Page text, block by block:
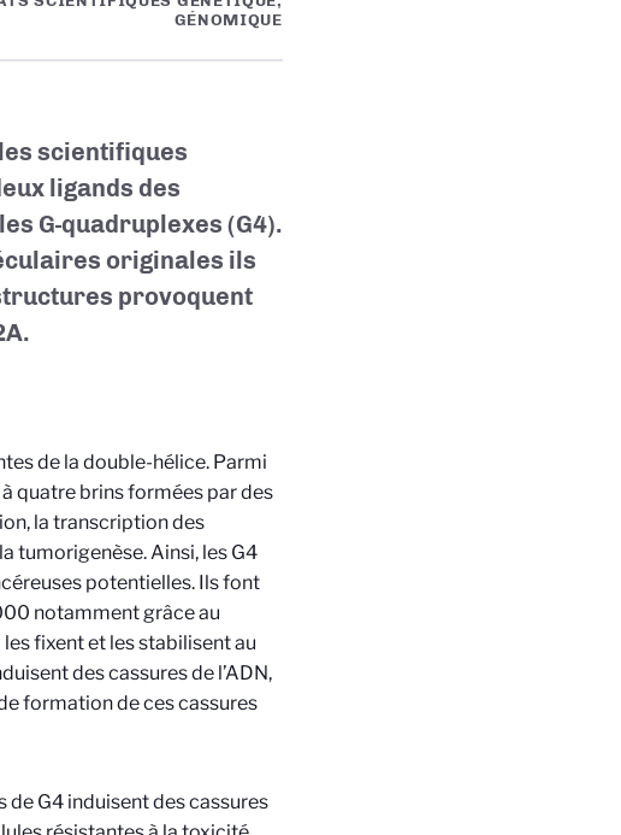
GÉNOMIQUE
scientifiques
ligands des
G-quadruplexes (G4).
originales ils
provoquent
de la double-hélice. Parmi
quatre brins formées par des
la transcription des
tumorigenèse. Ainsi, les G4
potentielles. Ils font
notamment grâce au
fixent et les stabilisent au
des cassures de l’ADN,
formation de ces cassures
G4 induisent des cassures